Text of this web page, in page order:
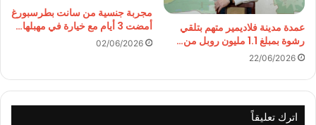
عمدة مدينة فلاديمير متهم بتلقي
رشوة بمبلغ 1.1 مليون روبل من…
22/06/2026
مجربة جنسية من سانت بطرسبورغ
أمضت 3 أيام مع خيارة في مهبلها…
02/06/2026
اترك تعليقاً